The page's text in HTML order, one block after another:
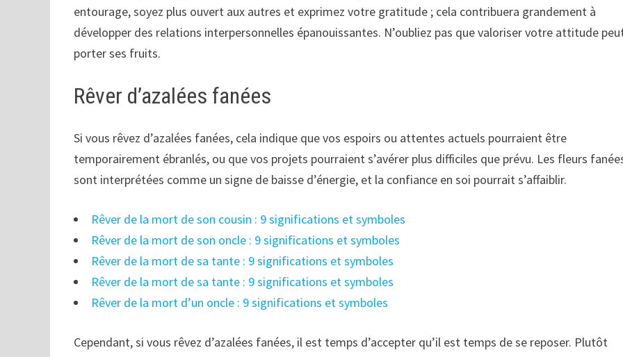
entourage, soyez plus ouvert aux autres et exprimez votre gratitude ; cela contribuera grandement à
développer des relations interpersonnelles épanouissantes. N’oubliez pas que valoriser votre attitude
porter ses fruits.
Rêver d’azalées fanées
Si vous rêvez d’azalées fanées, cela indique que vos espoirs ou attentes actuels pourraient être
temporairement ébranlés, ou que vos projets pourraient s’avérer plus difficiles que prévu. Les fleurs
sont interprétées comme un signe de baisse d’énergie, et la confiance en soi pourrait s’affaiblir.
Rêver de la mort de son cousin : 9 significations et symboles
Rêver de la mort de son oncle : 9 significations et symboles
Rêver de la mort de sa tante : 9 significations et symboles
Rêver de la mort de sa tante : 9 significations et symboles
Rêver de la mort d’un oncle : 9 significations et symboles
Cependant, si vous rêvez d’azalées fanées, il est temps d’accepter qu’il est temps de se reposer. Plutôt